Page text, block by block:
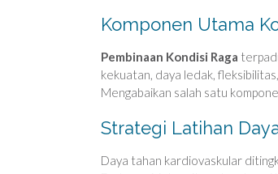
Komponen Utama
Pembinaan Kondisi Raga
kekuatan, daya ledak,
Mengabaikan salah satu
Strategi Latihan
Daya tahan kardiovaskular